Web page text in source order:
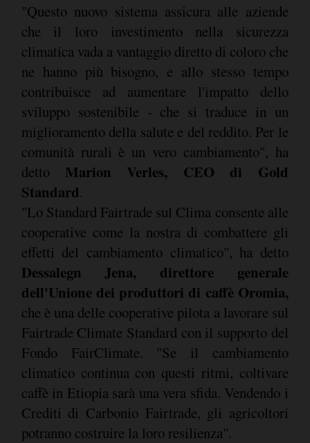
"Questo nuovo sistema assicura alle aziende
che il loro investimento nella sicurezza
climatica vada a vantaggio diretto di coloro che
ne hanno più bisogno, e allo stesso tempo
contribuisce ad aumentare l'impatto dello
sviluppo sostenibile - che si traduce in un
miglioramento della salute e del reddito. Per le
comunità rurali è un vero cambiamento", ha
detto Marion Verles, CEO di Gold
Standard.
"Lo Standard Fairtrade sul Clima consente alle
cooperative come la nostra di combattere gli
effetti del cambiamento climatico", ha detto
Dessalegn Jena, direttore generale
dell'Unione dei produttori di caffè Oromia,
che è una delle cooperative pilota a lavorare sul
Fairtrade Climate Standard con il supporto del
Fondo FairClimate. "Se il cambiamento
climatico continua con questi ritmi, coltivare
caffè in Etiopia sarà una vera sfida. Vendendo i
Crediti di Carbonio Fairtrade, gli agricoltori
potranno costruire la loro resilienza".